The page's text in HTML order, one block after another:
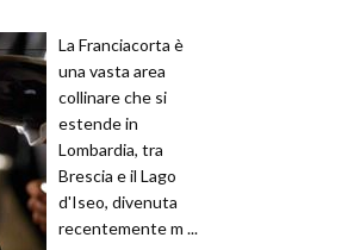
La Franciacorta è
una vasta area
collinare che si
estende in
Lombardia, tra
Brescia e il Lago
d'Iseo, divenuta
recentemente m ...